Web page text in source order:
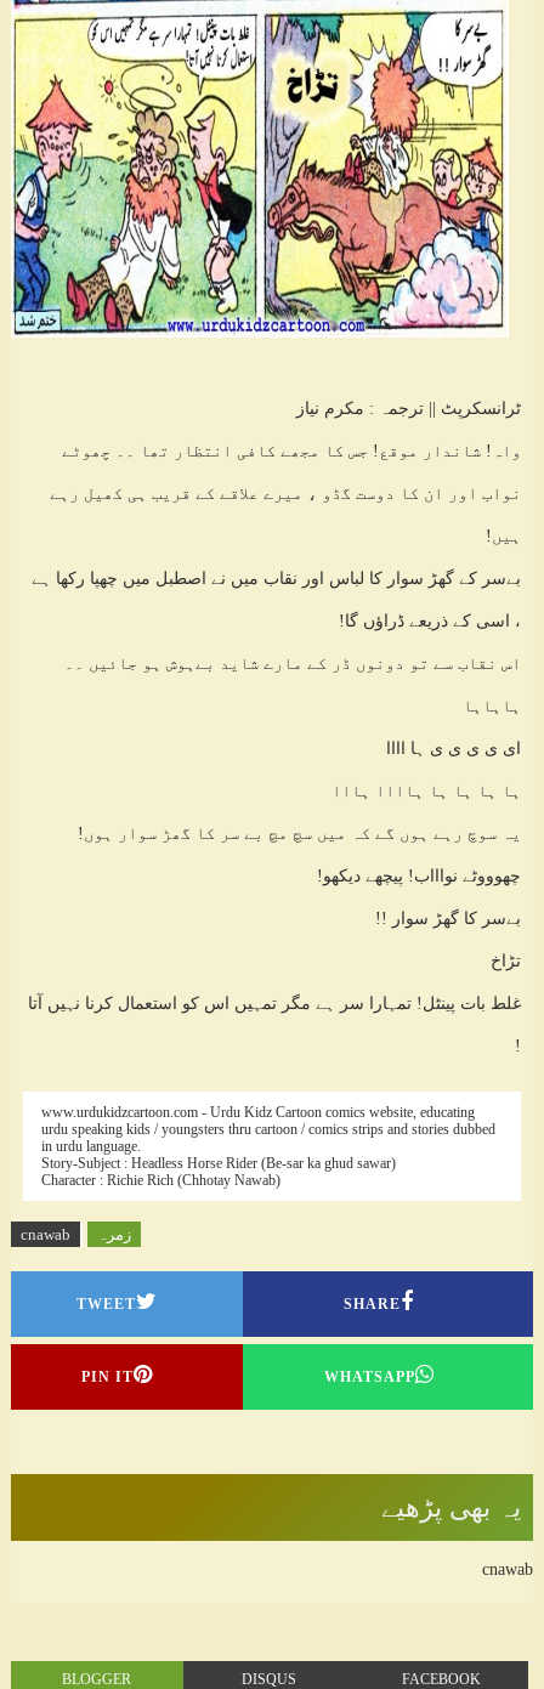
ٹرانسکرپٹ || ترجمہ : مکرم نیاز
واہ! شاندار موقع! جس کا مجھے کافی انتظار تھا ۔۔ چھوٹے
نواب اور ان کا دوست گڈو ، میرے علاقے کے قریب ہی کھیل رہے
ہیں!
بےسر کے گھڑ سوار کا لباس اور نقاب میں نے اصطبل میں چھپا رکھا ہے
، اسی کے ذریعے ڈراؤں گا!
اس نقاب سے تو دونوں ڈر کے مارے شاید بےہوش ہو جائیں ۔۔
ہاہاہا
ای ی ی ی ی ہا اااا
ہا ہا ہا ہا ہاااا ہااا
یہ سوچ رہے ہوں گے کہ میں سچ مچ بے سر کا گھڑ سوار ہوں!
چھوووٹے نواااب! پیچھے دیکھو!
بےسر کا گھڑ سوار !!
تڑاخ
غلط بات پینٹل! تمہارا سر ہے مگر تمہیں اس کو استعمال کرنا نہیں آتا
!
www.urdukidzcartoon.com - Urdu Kidz Cartoon comics website, educating
urdu speaking kids / youngsters thru cartoon / comics strips and stories dubbed
in urdu language.
Story-Subject : Headless Horse Rider (Be-sar ka ghud sawar)
Character : Richie Rich (Chhotay Nawab)
زمرہ cnawab
TWEET SHARE
PIN IT WHATSAPP
یہ بھی پڑھیے
cnawab
BLOGGER DISQUS FACEBOOK